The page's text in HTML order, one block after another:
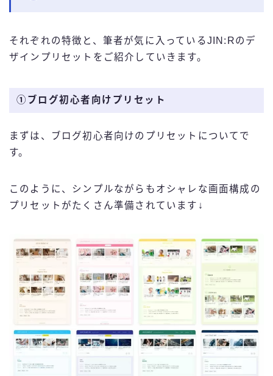
それぞれの特徴と、筆者が気に入っているJIN:Rのデ
ザインプリセットをご紹介していきます。
①ブログ初心者向けプリセット
まずは、ブログ初心者向けのプリセットについてで
す。
このように、シンプルながらもオシャレな画面構成の
プリセットがたくさん準備されています↓